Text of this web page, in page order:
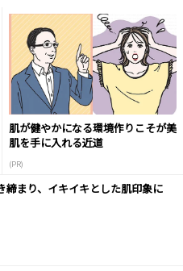
肌が健やかになる環境作りこそが美
肌を手に入れる近道
(PR)
締まり、イキイキとした肌印象に